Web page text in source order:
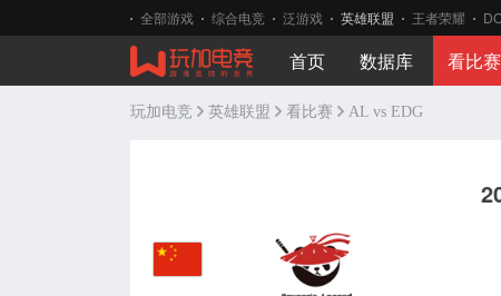
全部游戏 综合电竞 泛游戏 英雄联盟 王者荣耀
首页 数据库 看比赛
玩加电竞 英雄联盟 看比赛 AL vs EDG